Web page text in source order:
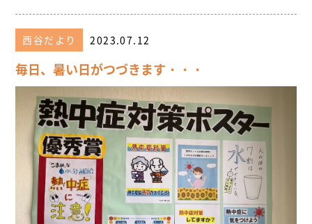
西谷だより 2023.07.12
毎日、暑い日がつづきます・・・